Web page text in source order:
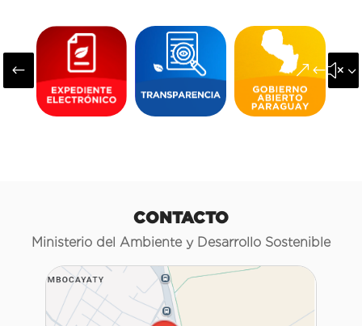
#
CONTACTO
Ministerio del Ambiente y Desarrollo Sostenible